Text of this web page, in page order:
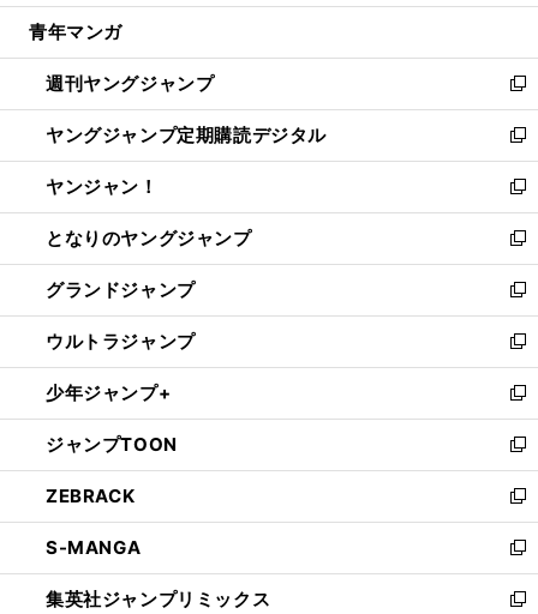
開
ウ
開
く
ン
ウ
で
開
く
ウ
ン
ド
ウ
で
開
く
し
ウ
ィ
ン
ド
ウ
で
開
く
青年マンガ
週刊ヤングジャンプ
新
し
い
ウ
ィ
ン
ド
ウ
で
開
く
ヤングジャンプ定期購読デジタル
新
し
い
ウ
ィ
ン
ド
ウ
で
開
く
ヤンジャン！
新
し
い
ウ
ィ
ン
ド
ウ
で
開
く
となりのヤングジャンプ
新
し
い
ウ
ィ
ン
ド
ウ
で
開
く
グランドジャンプ
新
し
い
ウ
ィ
ン
ド
ウ
で
開
く
ウルトラジャンプ
新
し
い
ウ
ィ
ン
ド
ウ
で
開
く
少年ジャンプ+
新
し
い
ウ
ィ
ン
ド
ウ
で
ジャンプTOON
新
し
い
ウ
ィ
ン
ド
ZEBRACK
新
し
い
ウ
ィ
S-MANGA
新
し
い
集英社ジャンプリミックス 新